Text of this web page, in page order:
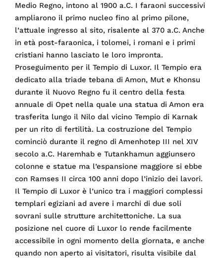
Medio Regno, intono al 1900 a.C. I faraoni successivi
ampliarono il primo nucleo fino al primo pilone,
l’attuale ingresso al sito, risalente al 370 a.C. Anche
in età post-faraonica, i tolomei, i romani e i primi
cristiani hanno lasciato le loro impronta.
Proseguimento per il Tempio di Luxor. Il Tempio era
dedicato alla triade tebana di Amon, Mut e Khonsu
durante il Nuovo Regno fu il centro della festa
annuale di Opet nella quale una statua di Amon era
trasferita lungo il Nilo dal vicino Tempio di Karnak
per un rito di fertilità. La costruzione del Tempio
cominciò durante il regno di Amenhotep III nel XIV
secolo a.C. Haremhab e Tutankhamun aggiunsero
colonne e statue ma l’espansione maggiore si ebbe
con Ramses II circa 100 anni dopo l’inizio dei lavori.
Il Tempio di Luxor è l’unico tra i maggiori complessi
templari egiziani ad avere i marchi di due soli
sovrani sulle strutture architettoniche. La sua
posizione nel cuore di Luxor lo rende facilmente
accessibile in ogni momento della giornata, e anche
quando non aperto ai visitatori, risulta visibile dal